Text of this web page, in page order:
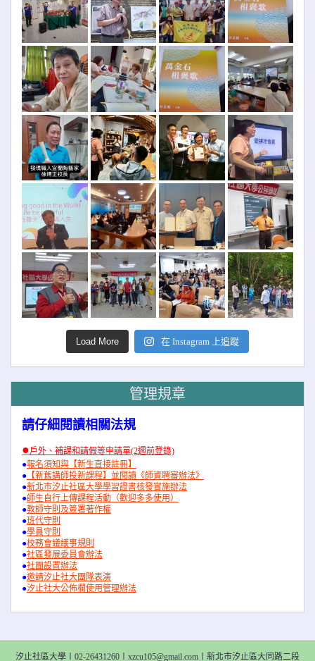
Load More 在 Instagram 上追蹤
管理規章
請仔細閱讀相關法規
●戶外、補課和請假等申請單(2週前登錄)
●報名須知與【新生直接註冊】
● 【新舊講師投新課程】並閱讀《師資聘審辦法》
●新北市汐止社區大學學習證書核發實施辦法
●師生自行上傳課程活動（歡迎多多使用）
●教師守則及簽署著作權
●班代守則
●學員守則
●校務會議議事規則
●社區發展委員會辦法
●社團設置辦法
●邀請汐止社大團隊表演
●汐止社大公佈欄使用管理辦法
汐止社區大學〡02-26431260〡xzcu105@gmail.com〡新北市汐止區大同路二段